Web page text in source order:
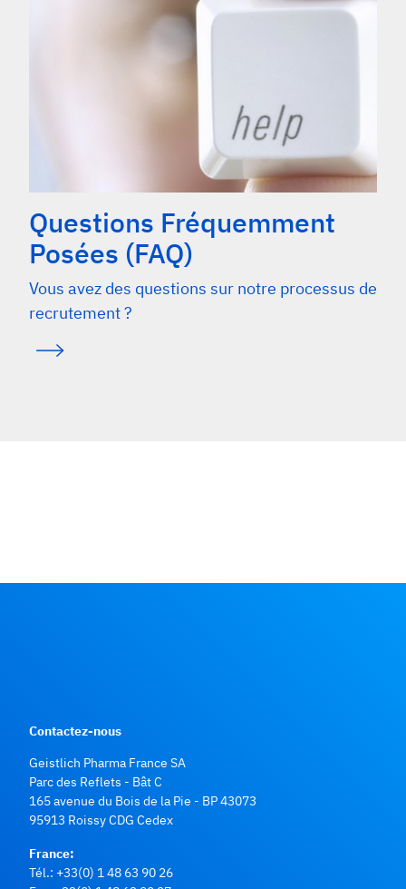
Questions Fréquemment
Posées (FAQ)
Vous avez des questions sur notre processus de
recrutement ?
Contactez-nous
Geistlich Pharma France SA
Parc des Reflets - Bât C
165 avenue du Bois de la Pie - BP 43073
95913 Roissy CDG Cedex
France:
Tél.: +33(0) 1 48 63 90 26